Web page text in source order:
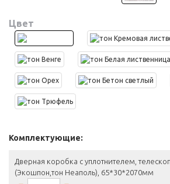
Цвет
Комплектующие:
Дверная коробка с уплотнителем,
(Экошпон,тон Неаполь), 65*30*2070мм